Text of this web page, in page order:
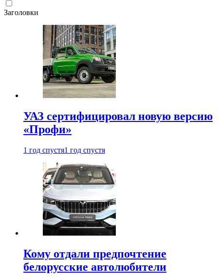
Заголовки
УАЗ сертифицировал новую версию
«Профи»
1 год спустя1 год спустя
Кому отдали предпочтение
белорусские автолюбители